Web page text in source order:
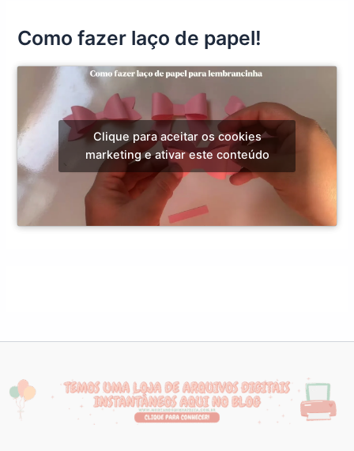
Como fazer laço de papel!
Clique para aceitar os cookies
marketing e ativar este conteúdo